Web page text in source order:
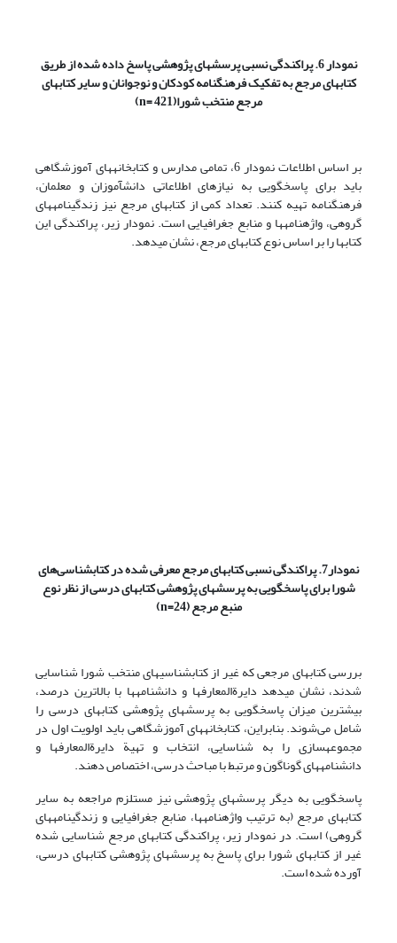
نمودار 6. پراکندگی نسبی پرسشهای پژوهشی پاسخ داده شده از طریق
کتابهای مرجع به تفکیک فرهنگنامه کودکان و نوجوانان و سایر کتابهای
مرجع منتخب شورا(n= 421)
بر اساس اطلاعات نمودار 6، تمامی مدارس و کتابخانه‏های آموزشگاهی
باید برای پاسخگویی به نیازهای اطلاعاتی دانش‏آموزان و معلمان،
فرهنگنامه تهیه کنند. تعداد کمی از کتابهای مرجع نیز زندگینامه‏های
گروهی، واژه‏نامه‏ها و منابع جغرافیایی است. نمودار زیر، پراکندگی این
کتابها را بر اساس نوع کتابهای مرجع، نشان می‏دهد.
نمودار7. پراکندگی نسبی کتابهای مرجع معرفی شده در کتابشناسی‌های
شورا برای پاسخگویی به پرسشهای پژوهشی کتابهای درسی از نظر نوع
منبع مرجع(n=24)
بررسی کتابهای مرجعی که غیر از کتابشناسی‏های منتخب شورا شناسایی
شدند، نشان می‏دهد دایرة‏المعارفها و دانشنامه‏ها با بالاترین درصد،
بیشترین میزان پاسخگویی به پرسشهای پژوهشی کتابهای درسی را
شامل می‌شوند. بنابراین، کتابخانه‏های آموزشگاهی باید اولویت اول در
مجموعه‏سازی را به شناسایی، انتخاب و تهیة دایرة‏المعارفها و
دانشنامه‏های گوناگون و مرتبط با مباحث درسی، اختصاص دهند.
پاسخگویی به دیگر پرسشهای پژوهشی نیز مستلزم مراجعه به سایر
کتابهای مرجع (به ترتیب واژه‏نامه‏ها، منابع جغرافیایی و زندگینامه‏های
گروهی) است. در نمودار زیر، پراکندگی کتابهای مرجع شناسایی شده
غیر از کتابهای شورا برای پاسخ به پرسشهای پژوهشی کتابهای درسی،
آورده شده است.